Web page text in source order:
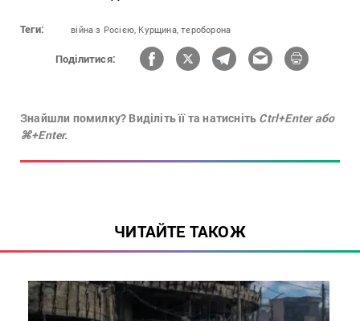
Теги: війна з Росією, Курщина, тероборона
Поділитися:
Знайшли помилку? Виділіть її та натисніть Ctrl+Enter або
⌘+Enter.
ЧИТАЙТЕ ТАКОЖ